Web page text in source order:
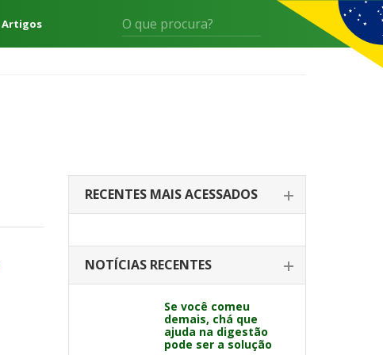
Artigos
RECENTES MAIS ACESSADOS
NOTÍCIAS RECENTES
Se você comeu
demais, chá que
ajuda na digestão
pode ser a solução